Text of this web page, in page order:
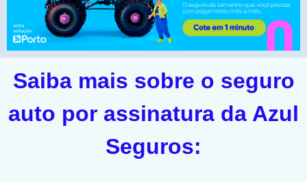
Saiba mais sobre o seguro
auto por assinatura da Azul
Seguros: